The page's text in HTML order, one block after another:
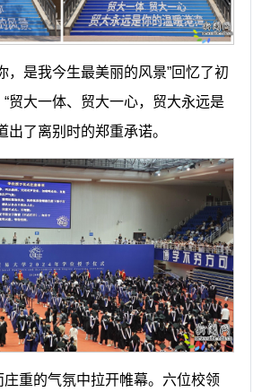
，是我今生最美丽的风景”回忆了初
贸大一体、贸大一心，贸大永远是
出了离别时的郑重承诺。
重的气氛中拉开帷幕。六位校领